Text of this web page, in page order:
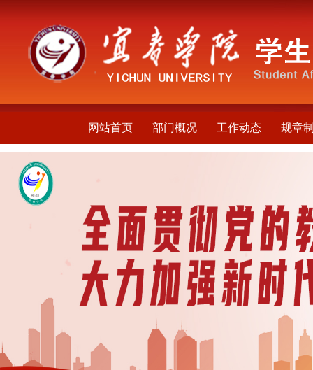
网站首页 部门概况 工作动态 规章